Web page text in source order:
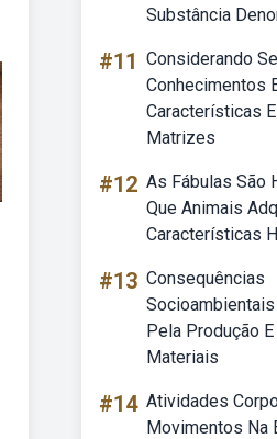
Substância
#11 Considerando
Conhecimentos
Características
Matrizes
#12 As Fábulas São
Que Animais
Características
#13 Consequências
Pela Produção
Materiais
#14 Atividades
Movimentos Na